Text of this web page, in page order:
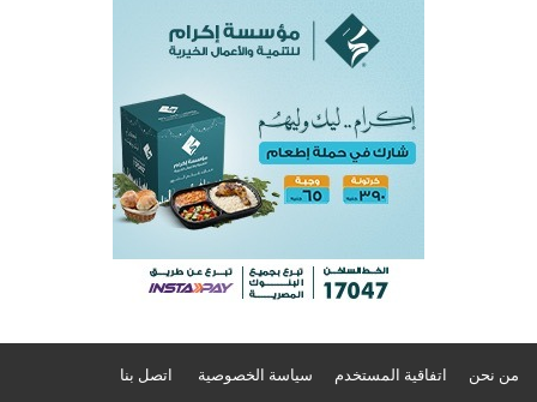
من نحن اتفاقية المستخدم سياسة الخصوصية اتصل بنا